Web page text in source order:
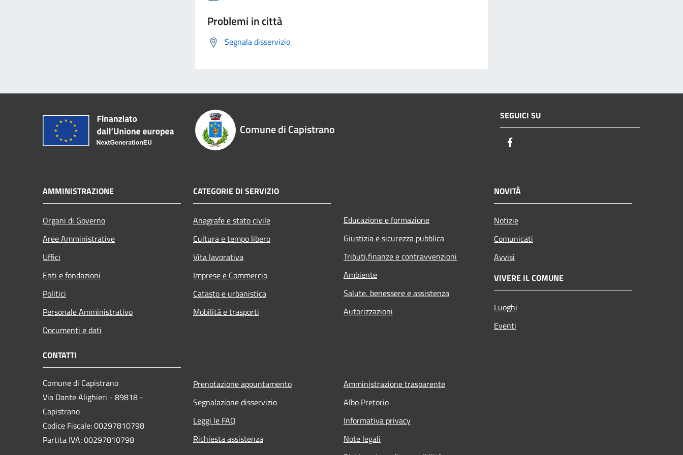
Problemi in città
Segnala disservizio
Comune di Capistrano
SEGUICI SU
AMMINISTRAZIONE
Organi di Governo
Aree Amministrative
Uffici
Enti e fondazioni
Politici
Personale Amministrativo
Documenti e dati
CATEGORIE DI SERVIZIO
Anagrafe e stato civile
Cultura e tempo libero
Vita lavorativa
Imprese e Commercio
Catasto e urbanistica
Mobilità e trasporti
Educazione e formazione
Giustizia e sicurezza pubblica
Tributi,finanze e contravvenzioni
Ambiente
Salute, benessere e assistenza
Autorizzazioni
NOVITÀ
Notizie
Comunicati
Avvisi
VIVERE IL COMUNE
Luoghi
Eventi
CONTATTI
Comune di Capistrano
Via Dante Alighieri - 89818 -
Capistrano
Codice Fiscale: 00297810798
Partita IVA: 00297810798
Prenotazione appuntamento
Segnalazione disservizio
Leggi le FAQ
Richiesta assistenza
Amministrazione trasparente
Albo Pretorio
Informativa privacy
Note legali